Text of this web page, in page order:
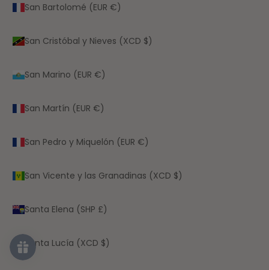
San Bartolomé (EUR €)
San Cristóbal y Nieves (XCD $)
San Marino (EUR €)
San Martín (EUR €)
San Pedro y Miquelón (EUR €)
San Vicente y las Granadinas (XCD $)
Santa Elena (SHP £)
Santa Lucía (XCD $)